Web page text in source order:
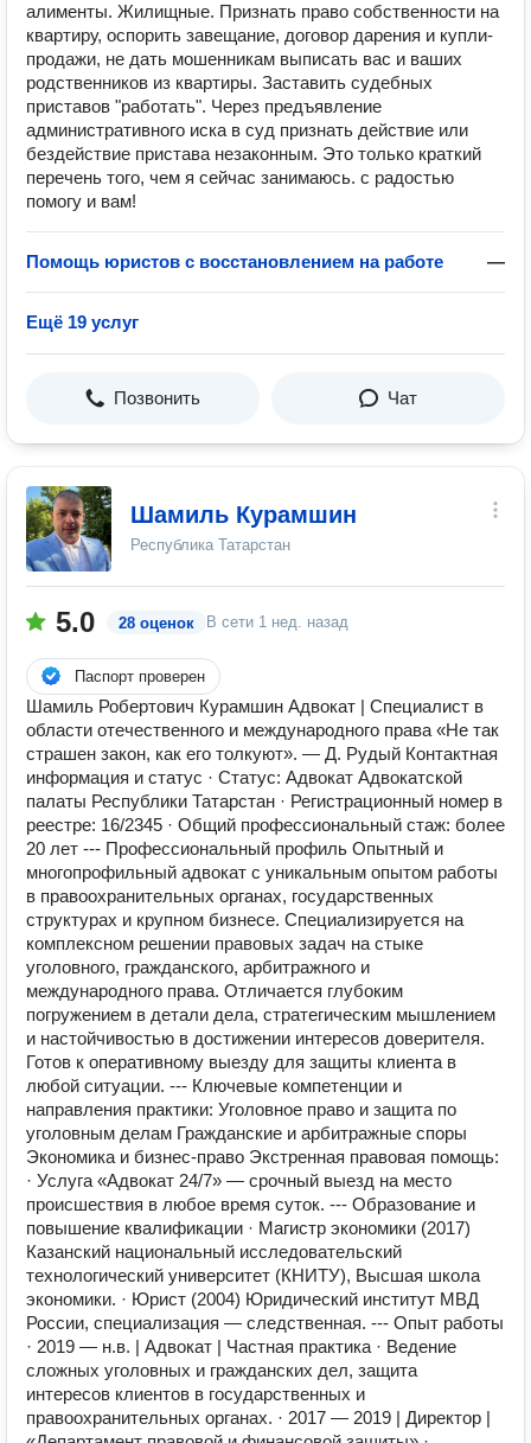
алименты. Жилищные. Признать право собственности на
квартиру, оспорить завещание, договор дарения и купли-
продажи, не дать мошенникам выписать вас и ваших
родственников из квартиры. Заставить судебных
приставов "работать". Через предъявление
административного иска в суд признать действие или
бездействие пристава незаконным. Это только краткий
перечень того, чем я сейчас занимаюсь. с радостью
помогу и вам!
Помощь юристов с восстановлением на работе —
Ещё 19 услуг
Позвонить Чат
Шамиль Курамшин
Республика Татарстан
5.0 28 оценок В сети 1 нед. назад
Паспорт проверен
Шамиль Робертович Курамшин Адвокат | Специалист в
области отечественного и международного права «Не так
страшен закон, как его толкуют». — Д. Рудый Контактная
информация и статус · Статус: Адвокат Адвокатской
палаты Республики Татарстан · Регистрационный номер в
реестре: 16/2345 · Общий профессиональный стаж: более
20 лет --- Профессиональный профиль Опытный и
многопрофильный адвокат с уникальным опытом работы
в правоохранительных органах, государственных
структурах и крупном бизнесе. Специализируется на
комплексном решении правовых задач на стыке
уголовного, гражданского, арбитражного и
международного права. Отличается глубоким
погружением в детали дела, стратегическим мышлением
и настойчивостью в достижении интересов доверителя.
Готов к оперативному выезду для защиты клиента в
любой ситуации. --- Ключевые компетенции и
направления практики: Уголовное право и защита по
уголовным делам Гражданские и арбитражные споры
Экономика и бизнес-право Экстренная правовая помощь:
· Услуга «Адвокат 24/7» — срочный выезд на место
происшествия в любое время суток. --- Образование и
повышение квалификации · Магистр экономики (2017)
Казанский национальный исследовательский
технологический университет (КНИТУ), Высшая школа
экономики. · Юрист (2004) Юридический институт МВД
России, специализация — следственная. --- Опыт работы
· 2019 — н.в. | Адвокат | Частная практика · Ведение
сложных уголовных и гражданских дел, защита
интересов клиентов в государственных и
правоохранительных органах. · 2017 — 2019 | Директор |